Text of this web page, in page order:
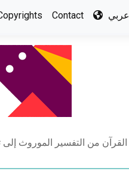
Contact عربي
القرآن من التفسير الموروث إلى